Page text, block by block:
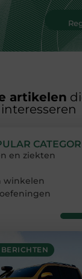
artikelen
interesseren
en ziekten
winkelen